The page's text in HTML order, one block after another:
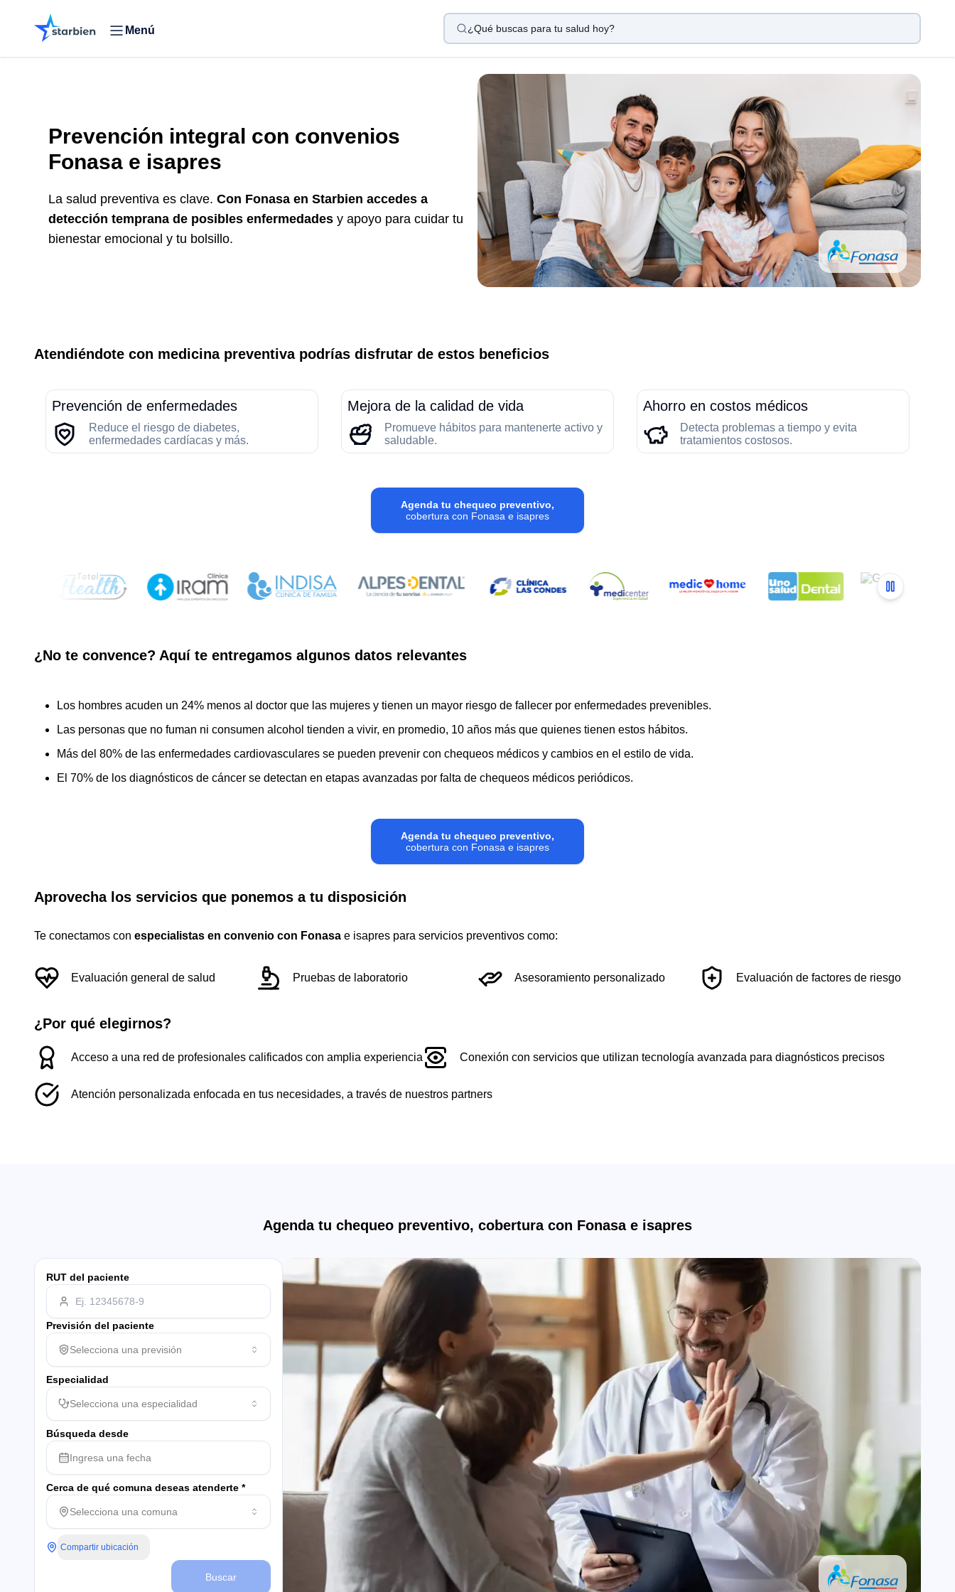
Menú ¿Qué buscas para tu salud hoy?
Prevención integral con convenios
Fonasa e isapres
La salud preventiva es clave. Con Fonasa en Starbien accedes a
detección temprana de posibles enfermedades y apoyo para cuidar tu
bienestar emocional y tu bolsillo.
Atendiéndote con medicina preventiva podrías disfrutar de estos beneficios
Prevención de enfermedades
Reduce el riesgo de diabetes,
enfermedades cardíacas y más.
Mejora de la calidad de vida
Promueve hábitos para mantenerte activo y
saludable.
Ahorro en costos médicos
Detecta problemas a tiempo y evita
tratamientos costosos.
Agenda tu chequeo preventivo,
cobertura con Fonasa e isapres
¿No te convence? Aquí te entregamos algunos datos relevantes
Los hombres acuden un 24% menos al doctor que las mujeres y tienen un mayor riesgo de fallecer por enfermedades prevenibles.
Las personas que no fuman ni consumen alcohol tienden a vivir, en promedio, 10 años más que quienes tienen estos hábitos.
Más del 80% de las enfermedades cardiovasculares se pueden prevenir con chequeos médicos y cambios en el estilo de vida.
El 70% de los diagnósticos de cáncer se detectan en etapas avanzadas por falta de chequeos médicos periódicos.
Agenda tu chequeo preventivo,
cobertura con Fonasa e isapres
Aprovecha los servicios que ponemos a tu disposición
Te conectamos con especialistas en convenio con Fonasa e isapres para servicios preventivos como:
Evaluación general de salud Pruebas de laboratorio Asesoramiento personalizado Evaluación de factores de riesgo
¿Por qué elegirnos?
Acceso a una red de profesionales calificados con amplia experiencia Conexión con servicios que utilizan tecnología avanzada para diagnósticos precisos
Atención personalizada enfocada en tus necesidades, a través de nuestros partners
Agenda tu chequeo preventivo, cobertura con Fonasae isapres
RUT del paciente
Previsión del paciente
Selecciona una previsión
Especialidad
Selecciona una especialidad
Búsqueda desde
Ingresa una fecha
Cerca de qué comuna deseas atenderte *
Selecciona una comuna
Compartir ubicación
Buscar